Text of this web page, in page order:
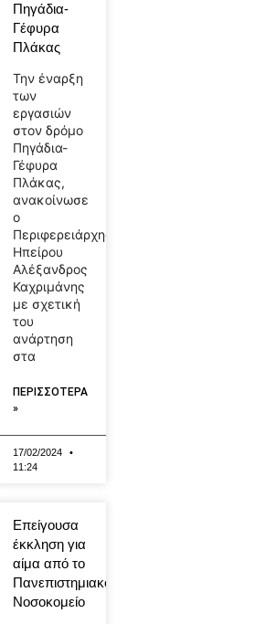
Πηγάδια-
Γέφυρα
Πλάκας
Την έναρξη
των
εργασιών
στον δρόμο
Πηγάδια-
Γέφυρα
Πλάκας,
ανακοίνωσε
ο
Περιφερειάρχης
Ηπείρου
Αλέξανδρος
Καχριμάνης
με σχετική
του
ανάρτηση
στα
ΠΕΡΙΣΣΟΤΕΡΑ
»
17/02/2024
11:24
Επείγουσα
έκκληση για
αίμα από το
Πανεπιστημιακό
Νοσοκομείο